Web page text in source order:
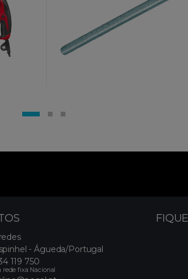
- Águeda/Portugal
119 750
rede fixa Nacional